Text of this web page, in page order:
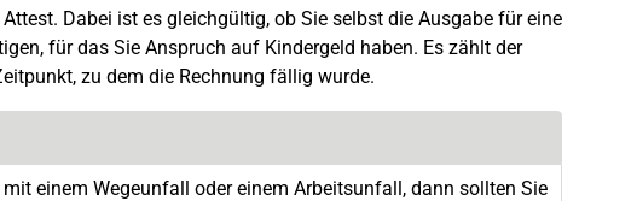
Dabei ist es gleichgültig, ob Sie selbst die Ausgabe für eine
für das Sie Anspruch auf Kindergeld haben. Es zählt der
zu dem die Rechnung fällig wurde.
einem Wegeunfall oder einem Arbeitsunfall, dann sollten Sie